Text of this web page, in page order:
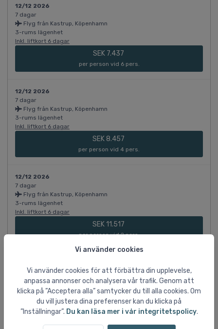
Vi använder cookies
Vi använder cookies för att förbättra din upplevelse,
anpassa annonser och analysera vår trafik. Genom att
klicka på ”Acceptera alla” samtycker du till alla cookies. Om
du vill justera dina preferenser kan du klicka på
”Inställningar”. Du kan läsa mer i vår integritetspolicy.
12/12 2026
7 dagar
Flyg från Kastrup, Köpenhamn
3-rums lägenhet
Inkl. liftkort 6 dagar
SEK 7.437
per person vid 6 pers.
12/12 2026
7 dagar
Flyg från Kastrup, Köpenhamn
3-rums lägenhet
Inkl. liftkort 6 dagar
SEK 8.457
per person vid 4 pers.
12/12 2026
7 dagar
Flyg från Kastrup, Köpenhamn
3-rums lägenhet
Inkl. liftkort 6 dagar
SEK 11.517
per person vid 2 pers.
7 dagar
Flyg från Kastrup, Köpenhamn
3-rums lägenhet
Inkl. liftkort 6 dagar
SEK 11.358